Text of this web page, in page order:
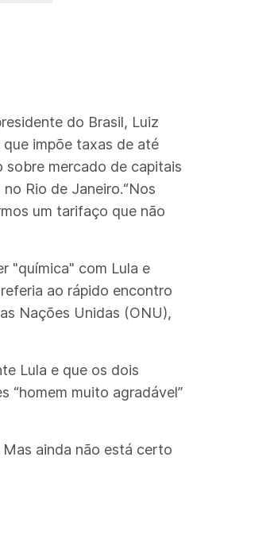
do Brasil, Luiz
impõe taxas de até
sobre mercado de capitais
Rio de Janeiro.“Nos
um tarifaço que não
"química" com Lula e
ao rápido encontro
Nações Unidas (ONU),
Lula e que os dois
“homem muito agradável”
ainda não está certo